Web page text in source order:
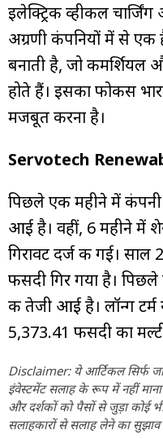
इलेक्ट्रिक व्हीकल
अग्रणी कंपनियों में से एक
बनाती है, जो कमर्शियल
होते हैं। इसका फोकस
मजबूत करना है।
Servotech
पिछले एक महीने में कंपनी
आई है। वहीं, 6 महीने में
गिरावट दर्ज की गई।
फीसदी गिर गया है।
की तेजी आई है। लॉन्ग
5,373.41 फीसदी का
Disclaimer: ये आर्टिकल सिर्फ
इंवेस्टमेंट सलाह के रूप में नहीं
और दर्शकों को पैसों से जुड़ा कोई
सलाहकारों से सलाह लेने का सुझाव